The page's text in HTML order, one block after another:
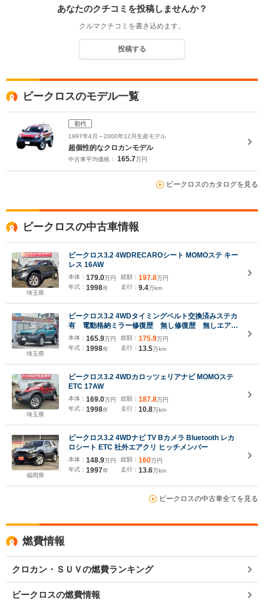
あなたのクチコミを投稿しませんか？
クルマクチコミを書き込めます。
投稿する
ビークロスのモデル一覧
初代
1997年4月～2000年12月生産モデル
超個性的なクロカンモデル
中古車平均価格： 165.7万円
ビークロスのカタログを見る
ビークロスの中古車情報
埼玉県
ビークロス3.2 4WDRECAROシート MOMOステ キー
レス 16AW
本体： 179.0万円
年式： 1998年
総額： 197.8万円
走行： 9.4万km
埼玉県
ビークロス3.2 4WDタイミングベルト交換済みステカ
有 電動格納ミラー修復歴 無し修復歴 無しエアコ
ン運転席エアバッグ助手席エアバッグ 4WD車ETC
アルミホイール 電動格納ミラーABS
本体： 165.9万円
年式： 1998年
総額： 175.9万円
走行： 13.5万km
埼玉県
ビークロス3.2 4WDカロッツェリアナビ MOMOステ
ETC 17AW
本体： 169.0万円
年式： 1998年
総額： 187.8万円
走行： 10.8万km
福岡県
ビークロス3.2 4WDナビ TV Bカメラ Bluetooth レカ
ロシート ETC 社外エアクリ ヒッチメンバー
本体： 148.9万円
年式： 1997年
総額： 160万円
走行： 13.6万km
ビークロスの中古車全てを見る
燃費情報
クロカン・ＳＵＶの燃費ランキング
ビークロスの燃費情報